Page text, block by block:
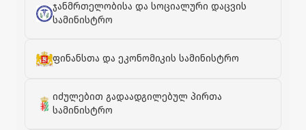
ჯანმრთელობისა და სოციალური დაცვის
სამინისტრო
ფინანსთა და ეკონომიკის სამინისტრო
იძულებით გადაადგილებულ პირთა
სამინისტრო